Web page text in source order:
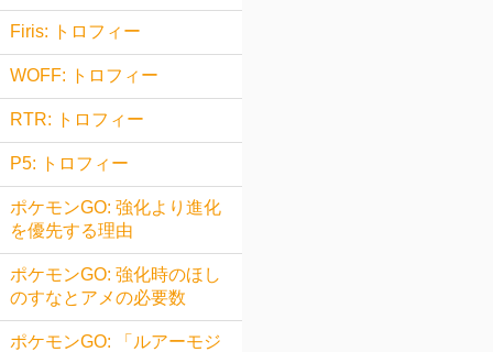
Firis: トロフィー
WOFF: トロフィー
RTR: トロフィー
P5: トロフィー
ポケモンGO: 強化より進化
を優先する理由
ポケモンGO: 強化時のほし
のすなとアメの必要数
ポケモンGO: 「ルアーモジ